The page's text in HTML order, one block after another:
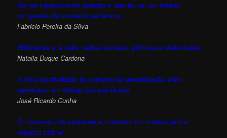
Sumak kawsay/suma qamaña e ubuntu: por um estudo
comparado de conceitos periféricos
Fabricio Pereira da Silva
Bibliotecas a la calle: luchas sociales, políticas e intelectuales
Natalia Duque Cardona
A ética da alteridade no contexto de emancipação latino
americana: um diálogo Levinas-Dussel
José Ricardo Cunha
O movimento de catadores e o lulismo: um modelo para a
América Latina?